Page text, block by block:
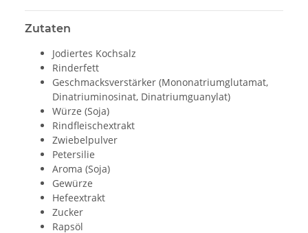
Zutaten
Jodiertes Kochsalz
Rinderfett
Geschmacksverstärker (Mononatriumglutamat,
Dinatriuminosinat, Dinatriumguanylat)
Würze (Soja)
Rindfleischextrakt
Zwiebelpulver
Petersilie
Aroma (Soja)
Gewürze
Hefeextrakt
Zucker
Rapsöl